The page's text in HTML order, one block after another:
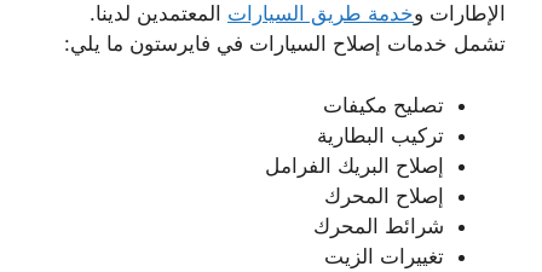
الإطارات وخدمة طريق السيارات المعتمدين لدينا.
تشمل خدمات إصلاح السيارات في فايرستون ما يلي:
تصليح مكيفات
تركيب البطارية
إصلاح البريك الفرامل
إصلاح المحرك
شرائط المحرك
تغييرات الزيت